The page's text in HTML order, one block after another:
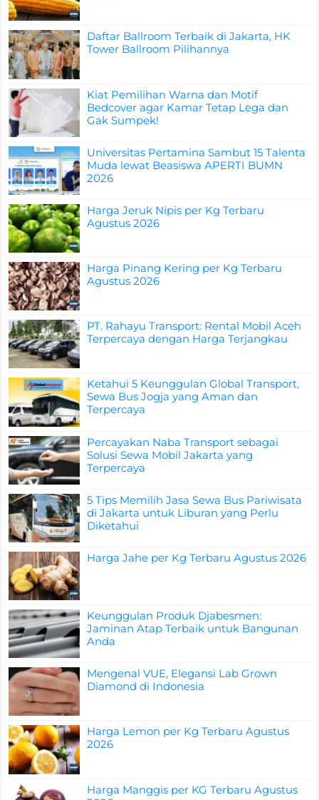
Daftar Ballroom Terbaik di Jakarta, HK
Tower Ballroom Pilihannya
Kiat Pemilihan Warna dan Motif
Bedcover agar Kamar Tetap Lega dan
Gak Sumpek!
Universitas Pertamina Sambut 15 Talenta
Muda lewat Beasiswa APERTI BUMN
2026
Harga Jeruk Nipis per Kg Terbaru
Agustus 2026
Harga Pinang Kering per Kg Terbaru
Agustus 2026
PT. Rahayu Transport: Rental Mobil Aceh
Terpercaya dengan Harga Terjangkau
Ketahui 5 Keunggulan Global Transport,
Sewa Bus Jogja yang Aman dan
Terpercaya
Percayakan Naba Transport sebagai
Solusi Sewa Mobil Jakarta yang
Terpercaya
5 Tips Memilih Jasa Sewa Bus Pariwisata
di Jakarta untuk Liburan yang Perlu
Diketahui
Harga Jahe per Kg Terbaru Agustus 2026
Keunggulan Produk Djabesmen:
Jaminan Atap Terbaik untuk Bangunan
Anda
Mengenal VUE, Elegansi Lab Grown
Diamond di Indonesia
Harga Lemon per Kg Terbaru Agustus
2026
Harga Manggis per KG Terbaru Agustus